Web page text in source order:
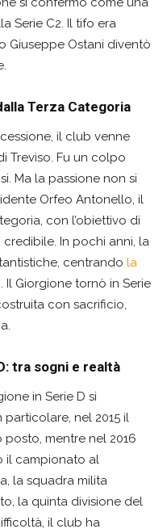
Serie C2. Il tifo era
Giuseppe Ostani diventò
Terza Categoria
il club venne
Treviso. Fu un colpo
Ma la passione non si
Orfeo Antonello, il
con l’obiettivo di
In pochi anni, la
centrando la
Il Giorgione tornò in Serie
con sacrificio,
tra sogni e realtà
in Serie D si
particolare, nel 2015 il
mentre nel 2016
il campionato al
la squadra milita
la quinta divisione del
il club ha